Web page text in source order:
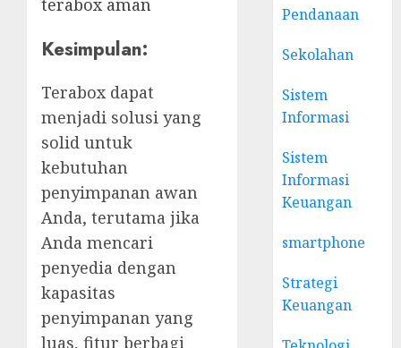
terabox aman
Kesimpulan:
Terabox dapat
menjadi solusi yang
solid untuk
kebutuhan
penyimpanan awan
Anda, terutama jika
Anda mencari
penyedia dengan
kapasitas
penyimpanan yang
luas, fitur berbagi
Pendanaan
Sekolahan
Sistem
Informasi
Sistem
Informasi
Keuangan
smartphone
Strategi
Keuangan